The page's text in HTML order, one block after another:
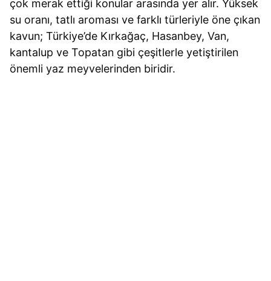
çok merak ettiği konular arasında yer alır. Yüksek
su oranı, tatlı aroması ve farklı türleriyle öne çıkan
kavun; Türkiye’de Kırkağaç, Hasanbey, Van,
kantalup ve Topatan gibi çeşitlerle yetiştirilen
önemli yaz meyvelerinden biridir.